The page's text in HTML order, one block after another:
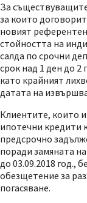
За
за които
новият
стойността на
салда по срочни
срок над 1 ден до 2
като крайният
датата на
Клиентите, които
ипотечни кредити
предсрочно
поради замяната
до 03.09.2018 год.,
обезщетение за
погасяване.